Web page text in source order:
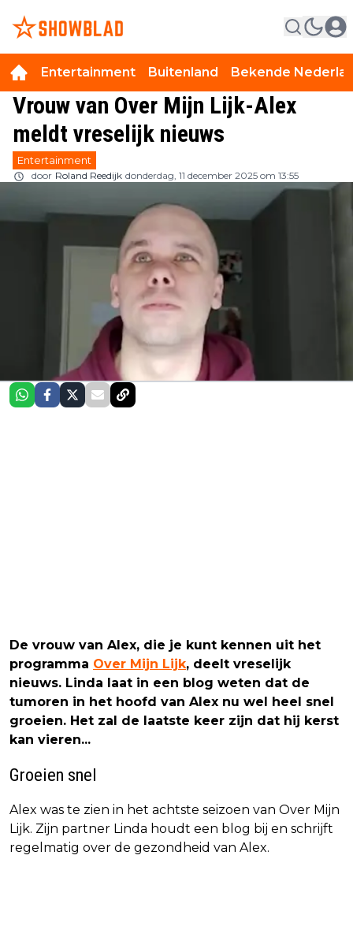
Entertainment Buitenland Bekende
Vrouw van Over Mijn Lijk-Alex
meldt vreselijk nieuws
Entertainment
door Roland Reedijk donderdag, 11 december 2025 om 13:55
De vrouw van Alex, die je kunt kennen uit het
programma Over Mijn Lijk, deelt vreselijk
nieuws. Linda laat in een blog weten dat de
tumoren in het hoofd van Alex nu wel heel snel
groeien. Het zal de laatste keer zijn dat hij kerst
kan vieren...
Groeien snel
Alex was te zien in het achtste seizoen van Over Mijn
Lijk. Zijn partner Linda houdt een blog bij en schrijft
regelmatig over de gezondheid van Alex.